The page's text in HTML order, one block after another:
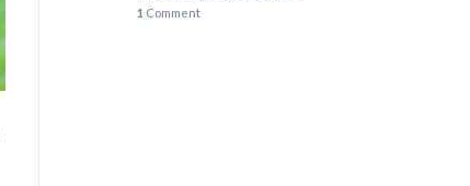
1 Comment